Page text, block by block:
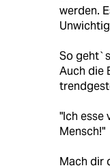
werden.
So
Auch die
"Ich esse
Mensch!"
Mach dir